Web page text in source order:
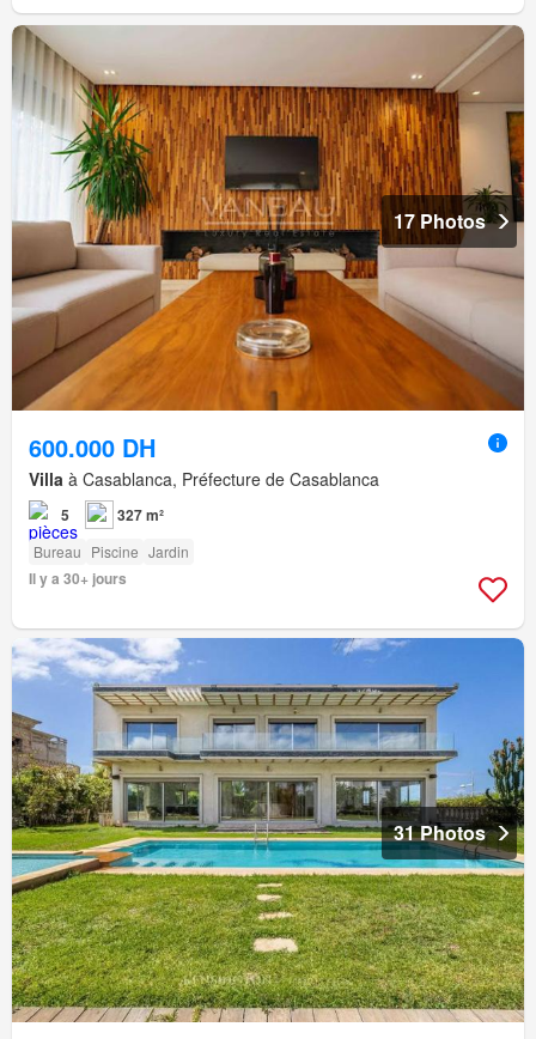
17 Photos
600.000 DH
Villa à Casablanca, Préfecture de Casablanca
5 327 m²
Bureau Piscine Jardin
Il y a 30+ jours
31 Photos